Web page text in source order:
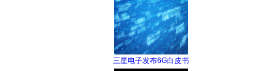
三星电子发布6G白皮书